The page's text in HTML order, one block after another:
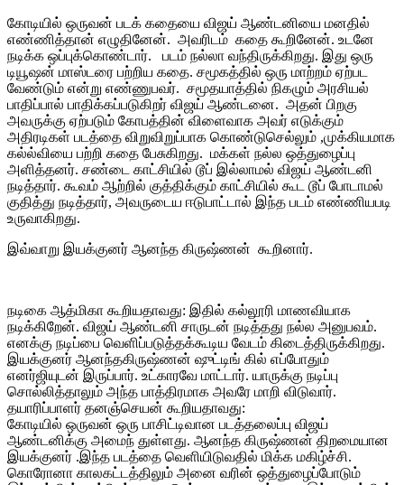
கோடியில் ஒருவன் படக் கதையை விஜய் ஆண்டனியை மனதில்
எண்ணித்தான் எழுதினேன். அவரிடம் கதை கூறினேன். உடனே
நடிக்க ஒப்புக்கொண்டார். படம் நல்லா வந்திருக்கிறது. இது ஒரு
டியூஷன் மாஸ்டரை பற்றிய கதை. சமூகத்தில் ஒரு மாற்றம் ஏற்பட
வேண்டும் என்று எண்ணுபவர். சமூதயாத்தில் நிகழும் அரசியல்
பாதிப்பால் பாதிக்கப்படுகிறர் விஜய் ஆண்டனை. அதன் பிறகு
அவருக்கு ஏற்படும் கோபத்தின் விளைவாக அவர் எடுக்கும்
அதிரடிகள் படத்தை விறுவிறுப்பாக கொண்டுசெல்லும் ,முக்கியமாக
கல்ல்வியை பற்றி கதை பேசுகிறது. மக்கள் நல்ல ஒத்துழைப்பு
அளித்தனர். சண்டை காட்சியில் டூப் இல்லாமல் விஜய் ஆண்டனி
நடித்தார். கூவம் ஆற்றில் குத்திக்கும் காட்சியில் கூட டூப் போடாமல்
குதித்து நடித்தார், அவருடைய ஈடுபாட்டால் இந்த படம் எண்ணியபடி
உருவாகிறது.
இவ்வாறு இயக்குனர் ஆனந்த கிருஷ்ணன் கூறினார்.
நடிகை ஆத்மிகா கூறியதாவது: இதில் கல்லூரி மாணவியாக
நடிக்கிறேன். விஜய் ஆண்டனி சாருடன் நடித்தது நல்ல அனுபவம்.
எனக்கு நடிப்பை வெளிப்படுத்தக்கூடிய வேடம் கிடைத்திருக்கிறது.
இயக்குனர் ஆனந்தகிருஷ்ணன் ஷுட்டிங் கில் எப்போதும்
எனர்ஜியுடன் இருப்பார். உட்காரவே மாட்டார். யாருக்கு நடிப்பு
சொல்லித்தாலும் அந்த பாத்திரமாக அவரே மாறி விடுவார்.
தயாரிப்பாளர் தனஞ்செயன் கூறியதாவது:
கோடியில் ஒருவன் ஒரு பாசிட்டிவான படத்தலைப்பு விஜய்
ஆண்டனிக்கு அமைந் துள்ளது. ஆனந்த கிருஷ்ணன் திறமையான
இயக்குனர் .இந்த படத்தை வெளியிடுவதில் மிக்க மகிழ்ச்சி.
கொரோனா காலகட்டத்திலும் அனை வரின் ஒத்துழைப்போடும்